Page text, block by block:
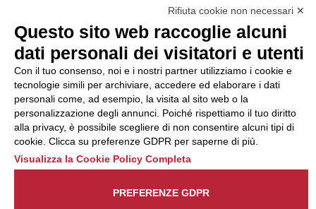
del Codice di Condotta, è
possibile presentare un
reclamo
all’Organismo di
Monitoraggio utilizzando
una delle modalità
descritte al seguente
indirizzo web
https://odm-
agenzielavoro.it/reclami/ .
Rifiuta cookie non necessari ✕
Questo sito web raccoglie alcuni
dati personali dei visitatori e utenti
Con il tuo consenso, noi e i nostri partner utilizziamo i cookie e
tecnologie simili per archiviare, accedere ed elaborare i dati
personali come, ad esempio, la visita al sito web o la
personalizzazione degli annunci. Poiché rispettiamo il tuo diritto
alla privacy, è possibile scegliere di non consentire alcuni tipi di
cookie. Clicca su preferenze GDPR per saperne di più.
Visualizza la Cookie Policy Completa
PREFERENZE GDPR